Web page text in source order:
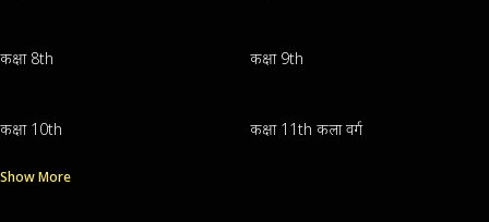
कक्षा 8th कक्षा 9th
कक्षा 10th कक्षा 11th कला वर्ग
Show More